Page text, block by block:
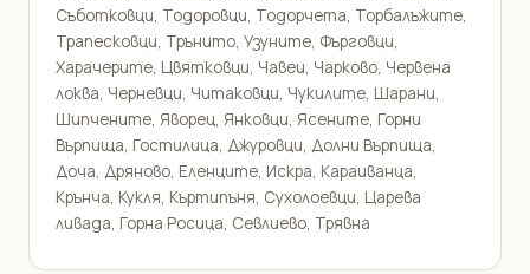
Съботковци, Тодоровци, Тодорчета, Торбалъжите,
Трапесковци, Трънито, Узуните, Фърговци,
Харачерите, Цвятковци, Чавеи, Чарково, Червена
локва, Черневци, Читаковци, Чукилите, Шарани,
Шипчените, Яворец, Янковци, Ясените, Горни
Върпища, Гостилица, Джуровци, Долни Върпища,
Доча, Дряново, Еленците, Искра, Караиванца,
Крънча, Кукля, Къртипъня, Сухолоевци, Царева
ливада, Горна Росица, Севлиево, Трявна